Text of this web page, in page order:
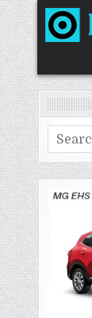
Skip
to
content
Search
for: